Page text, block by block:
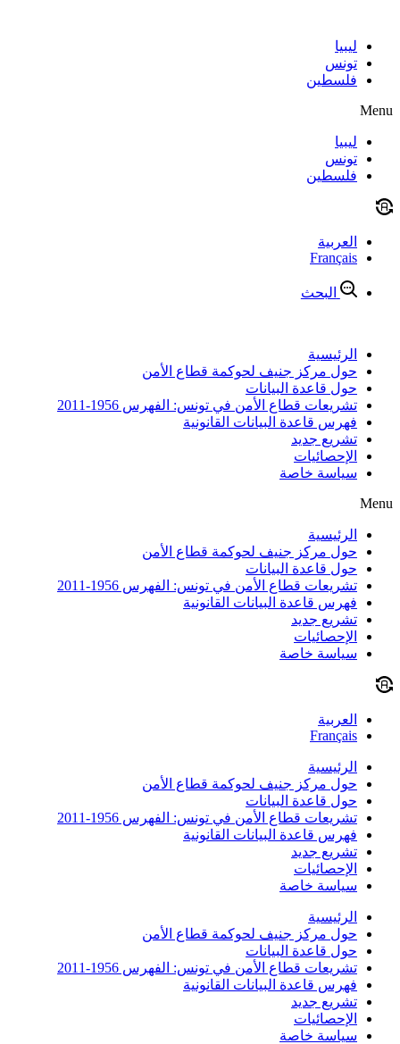
contentليبيا
تونس
فلسطين
Menu
ليبيا
تونس
فلسطين
العربية
Français
البحث
الرئيسية
حول مركز جنيف لحوكمة قطاع الأمن
حول قاعدة البيانات
تشريعات قطاع الأمن في تونس: الفهرس 1956-2011
فهرس قاعدة البيانات القانونية
تشريع جديد
الإحصائيات
سياسة خاصة
Menu
الرئيسية
حول مركز جنيف لحوكمة قطاع الأمن
حول قاعدة البيانات
تشريعات قطاع الأمن في تونس: الفهرس 1956-2011
فهرس قاعدة البيانات القانونية
تشريع جديد
الإحصائيات
سياسة خاصة
العربية
Français
الرئيسية
حول مركز جنيف لحوكمة قطاع الأمن
حول قاعدة البيانات
تشريعات قطاع الأمن في تونس: الفهرس 1956-2011
فهرس قاعدة البيانات القانونية
تشريع جديد
الإحصائيات
سياسة خاصة
الرئيسية
حول مركز جنيف لحوكمة قطاع الأمن
حول قاعدة البيانات
تشريعات قطاع الأمن في تونس: الفهرس 1956-2011
فهرس قاعدة البيانات القانونية
تشريع جديد
الإحصائيات
سياسة خاصة